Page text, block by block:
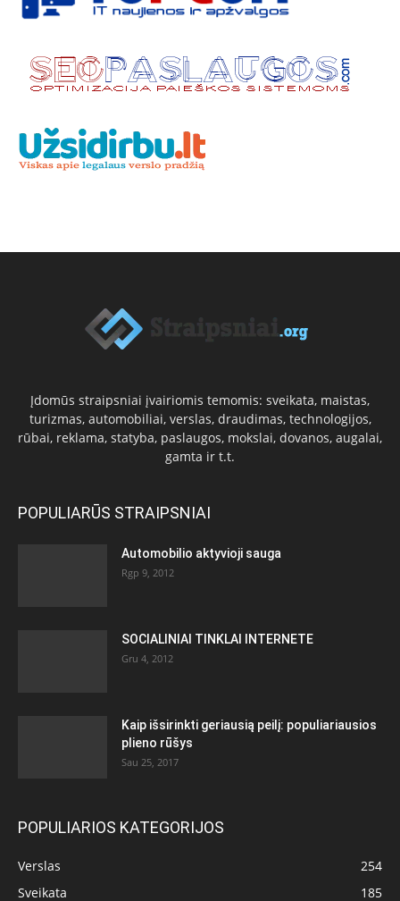
Įdomūs straipsniai įvairiomis temomis: sveikata, maistas,
turizmas, automobiliai, verslas, draudimas, technologijos,
rūbai, reklama, statyba, paslaugos, mokslai, dovanos, augalai,
gamta ir t.t.
POPULIARŪS STRAIPSNIAI
Automobilio aktyvioji sauga
Rgp 9, 2012
SOCIALINIAI TINKLAI INTERNETE
Gru 4, 2012
Kaip išsirinkti geriausią peilį: populiariausios
plieno rūšys
Sau 25, 2017
POPULIARIOS KATEGORIJOS
Verslas
254
Sveikata
185